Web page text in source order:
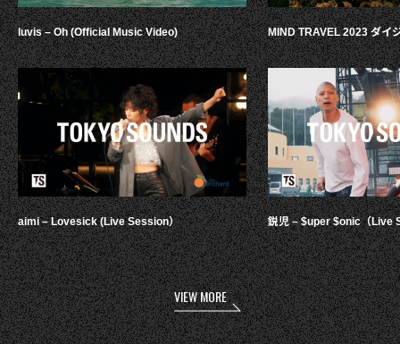
luvis – Oh (Official Music Video)
aimi – Lovesick (Live Session）
MIND TRAVEL 2023 ダイ
鋭児 – $uper $onic（Live
VIEW MORE